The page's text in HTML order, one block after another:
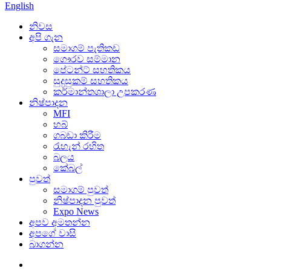
English
නිවස
අපි ගැන
සමාගම් පැතිකඩ
ගෞරව සම්මාන
පේටන්ට් සහතිකය
සුදුසුකම් සහතිකය
කර්මාන්තශාලා උපකරණ
නිෂ්පාදන
MFI
හබ්
ගබඩා කිරීම
රැහැන් රහිත
බලය
කේබල්
පුවත්
සමාගම් පුවත්
නිෂ්පාදන පුවත්
Expo News
අපව අමතන්න
අපගේ වාසි
බාගන්න